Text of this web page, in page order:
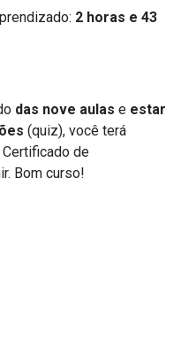
2 horas e 43
das nove aulas e estar
(quiz), você terá
de
Bom curso!